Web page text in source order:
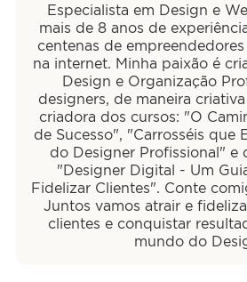
Especialista em Design e
mais de 8 anos de
centenas de
na internet. Minha paixão é
Design e Organização
designers, de maneira
criadora dos cursos: "O
de Sucesso", "Carrosséis que
do Designer Profissional" e
"Designer Digital - Um
Fidelizar Clientes". Conte
Juntos vamos atrair e
clientes e conquistar
mundo do